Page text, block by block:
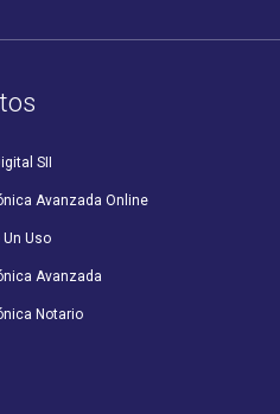
SII
Avanzada Online
Uso
Avanzada
Notario